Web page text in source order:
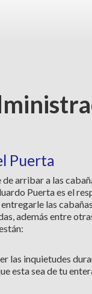
Puerta
arribar a las
Puerta es el
las
además entre
las inquietudes
esta sea de tu